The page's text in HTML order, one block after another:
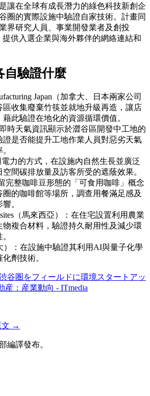
讓在全球有成長潛力的綠色科技新創企
圈的實際設施中驗證自家技術。計畫同
界研究人員、事業開發業者及創投
提供入選企業與海外夥伴的網絡連結和
自驗證什麼
Japan（加拿大、日本兩家公司
區收集廢棄竹筷並就地升級再造，讓店
此驗證在地化的資源循環價值。
時天氣資訊顯示於澀谷區開發中工地的
證是否能提升工地作業人員對惡劣天氣
力的方式，在設施內自然生長並廣泛
間碳排放量及訪客所受的遮蔭效果。
完整咖啡豆形態的「可食用咖啡」概念
圈的咖啡館等場所，調查用餐滿足感及
。
（馬來西亞）：在住宅設置利用農業
物複合材料，驗證持久耐用性及減少環
）：在設施中驗證其利用AI與量子化學
劑技術。
谷圏をフィールドに環境スタートアッ
産：産業動向 - ITmedia
文 →
編譯發布。